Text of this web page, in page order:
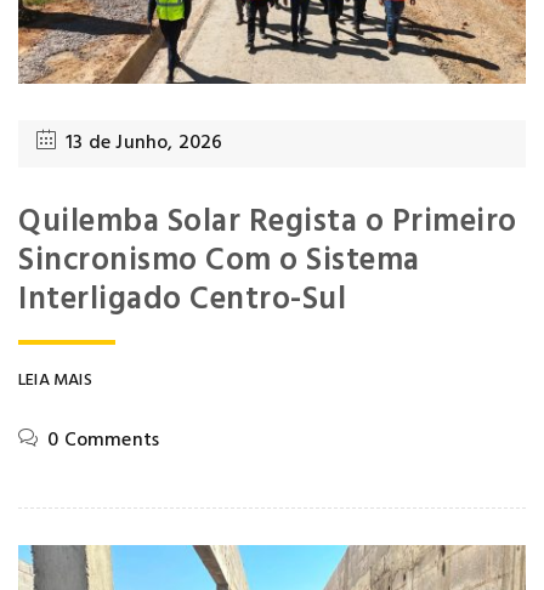
13 de Junho, 2026
Quilemba Solar Regista o Primeiro
Sincronismo Com o Sistema
Interligado Centro-Sul
LEIA MAIS
0 Comments